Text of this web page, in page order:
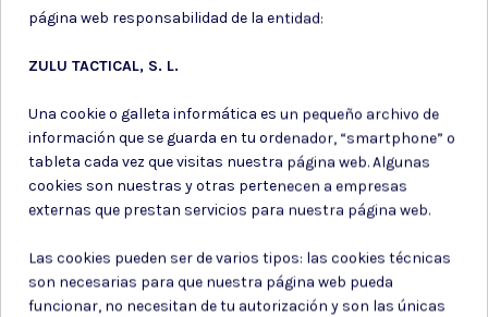
Spray de defensa
SPRAY PIMIENTA DEFENSA
PERSONAL SABRE. 22 ML.
17,00 €
Spray de defensa
SPRAY PIMIENTA DEFENSA
PERSONAL GEL RASS
24,20 €
página web responsabilidad de la entidad:
ZULU TACTICAL, S. L.
Una cookie o galleta informática es un pequeño archivo de
información que se guarda en tu ordenador, “smartphone” o
tableta cada vez que visitas nuestra página web. Algunas
cookies son nuestras y otras pertenecen a empresas
externas que prestan servicios para nuestra página web.
Las cookies pueden ser de varios tipos: las cookies técnicas
son necesarias para que nuestra página web pueda
funcionar, no necesitan de tu autorización y son las únicas